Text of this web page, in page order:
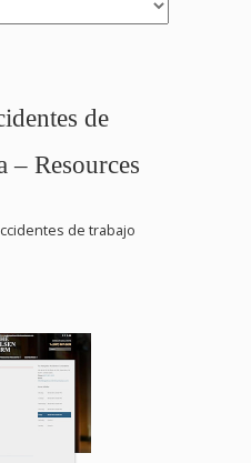
de
– Resources
de trabajo